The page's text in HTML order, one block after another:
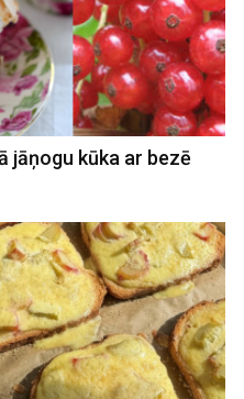
jāņogu kūka ar bezē